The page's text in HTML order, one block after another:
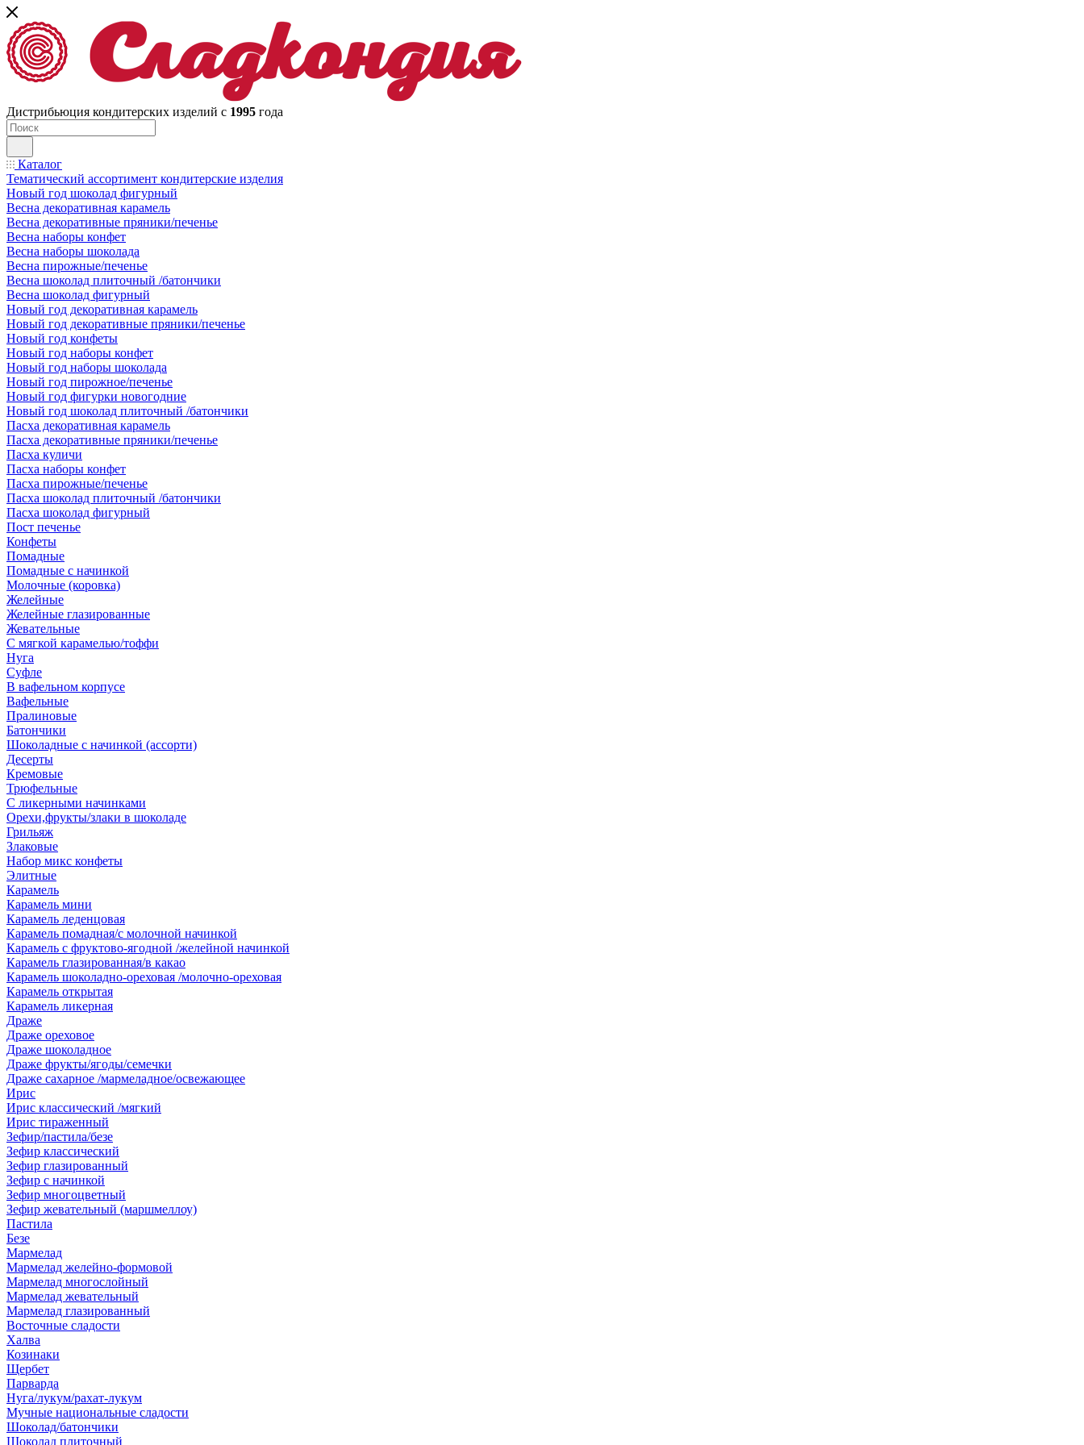
Дистрибьюция кондитерских изделий с 1995 года
Каталог
Тематический ассортимент кондитерские изделия
Новый год шоколад фигурный
Весна декоративная карамель
Весна декоративные пряники/печенье
Весна наборы конфет
Весна наборы шоколада
Весна пирожные/печенье
Весна шоколад плиточный /батончики
Весна шоколад фигурный
Новый год декоративная карамель
Новый год декоративные пряники/печенье
Новый год конфеты
Новый год наборы конфет
Новый год наборы шоколада
Новый год пирожное/печенье
Новый год фигурки новогодние
Новый год шоколад плиточный /батончики
Пасха декоративная карамель
Пасха декоративные пряники/печенье
Пасха куличи
Пасха наборы конфет
Пасха пирожные/печенье
Пасха шоколад плиточный /батончики
Пасха шоколад фигурный
Пост печенье
Конфеты
Помадные
Помадные с начинкой
Молочные (коровка)
Желейные
Желейные глазированные
Жевательные
С мягкой карамелью/тоффи
Нуга
Суфле
В вафельном корпусе
Вафельные
Пралиновые
Батончики
Шоколадные с начинкой (ассорти)
Десерты
Кремовые
Трюфельные
С ликерными начинками
Орехи,фрукты/злаки в шоколаде
Грильяж
Злаковые
Набор микс конфеты
Элитные
Карамель
Карамель мини
Карамель леденцовая
Карамель помадная/с молочной начинкой
Карамель с фруктово-ягодной /желейной начинкой
Карамель глазированная/в какао
Карамель шоколадно-ореховая /молочно-ореховая
Карамель открытая
Карамель ликерная
Драже
Драже ореховое
Драже шоколадное
Драже фрукты/ягоды/семечки
Драже сахарное /мармеладное/освежающее
Ирис
Ирис классический /мягкий
Ирис тираженный
Зефир/пастила/безе
Зефир классический
Зефир глазированный
Зефир с начинкой
Зефир многоцветный
Зефир жевательный (маршмеллоу)
Пастила
Безе
Мармелад
Мармелад желейно-формовой
Мармелад многослойный
Мармелад жевательный
Мармелад глазированный
Восточные сладости
Халва
Козинаки
Щербет
Парварда
Нуга/лукум/рахат-лукум
Мучные национальные сладости
Шоколад/батончики
Шоколад плиточный